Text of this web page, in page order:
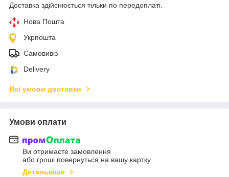
Доставка здійснюється тільки по передоплаті.
Нова Пошта
Укрпошта
Самовивіз
Delivery
Всі умови доставки
Умови оплати
Ви отримаєте замовлення
або гроші повернуться на вашу картку
Детальніше